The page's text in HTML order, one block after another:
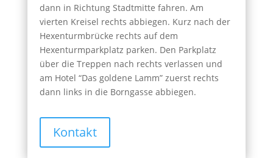
dann in Richtung Stadtmitte fahren. Am
vierten Kreisel rechts abbiegen. Kurz nach der
Hexenturmbrücke rechts auf dem
Hexenturmparkplatz parken. Den Parkplatz
über die Treppen nach rechts verlassen und
am Hotel “Das goldene Lamm” zuerst rechts
dann links in die Borngasse abbiegen.
Kontakt